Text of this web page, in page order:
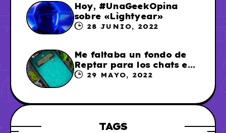
Hoy, #UnaGeekOpina
sobre «Lightyear»
28 JUNIO, 2022
Me faltaba un fondo de
Reptar para los chats en
WhatsApp, así que me lo
29 MAYO, 2022
TAGS